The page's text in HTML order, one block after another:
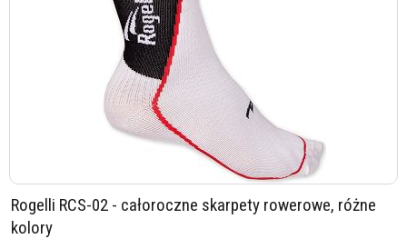
Rogelli RCS-02 - całoroczne skarpety rowerowe, różne
kolory